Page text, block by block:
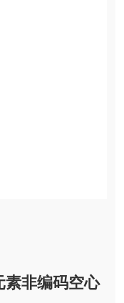
素非编码空心